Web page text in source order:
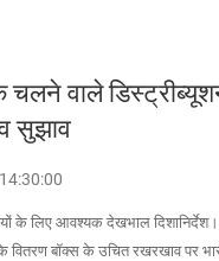
वाले
सुझाव
के लिए आवश्यक देखभाल दिशानिर्देश।
वितरण बॉक्स के उचित रखरखाव पर